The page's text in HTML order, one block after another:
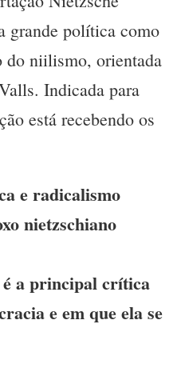
grande política como
do niilismo, orientada
Indicada para
está recebendo os
e radicalismo
nietzschiano
a principal crítica
e em que ela se